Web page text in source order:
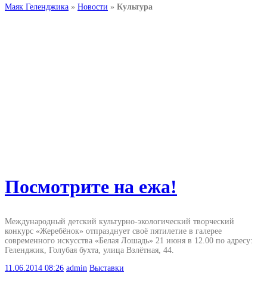
Маяк Геленджика » Новости » Культура
Посмотрите на ежа!
Международный детский культурно-экологический творческий
конкурс «Жеребёнок» отпразднует своё пятилетие в галерее
современного искусства «Белая Лошадь» 21 июня в 12.00 по адресу:
Геленджик, Голубая бухта, улица Взлётная, 44.
11.06.2014 08:26 admin Выставки